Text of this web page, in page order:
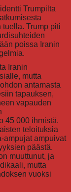
Trumpilta
Trump piti
poissa Iranin
Iranin
mutta
antamasta
tapauksen,
vapauden
45 000 ihmistä.
teloituksia
ampujat ampuivat
päästä.
muuttunut, ja
mutta
vuoksi